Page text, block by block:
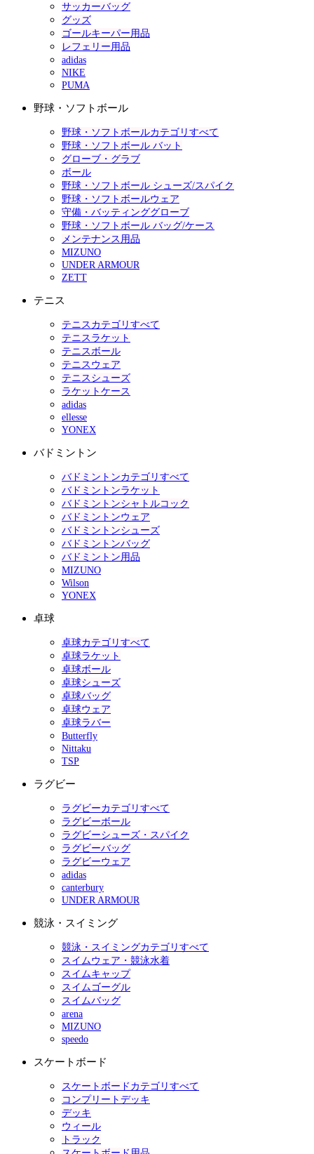
サッカーバッグ
グッズ
ゴールキーパー用品
レフェリー用品
adidas
NIKE
PUMA
野球・ソフトボール
野球・ソフトボールカテゴリすべて
野球・ソフトボール バット
グローブ・グラブ
ボール
野球・ソフトボール シューズ/スパイク
野球・ソフトボールウェア
守備・バッティンググローブ
野球・ソフトボール バッグ/ケース
メンテナンス用品
MIZUNO
UNDER ARMOUR
ZETT
テニス
テニスカテゴリすべて
テニスラケット
テニスボール
テニスウェア
テニスシューズ
ラケットケース
adidas
ellesse
YONEX
バドミントン
バドミントンカテゴリすべて
バドミントンラケット
バドミントンシャトルコック
バドミントンウェア
バドミントンシューズ
バドミントンバッグ
バドミントン用品
MIZUNO
Wilson
YONEX
卓球
卓球カテゴリすべて
卓球ラケット
卓球ボール
卓球シューズ
卓球バッグ
卓球ウェア
卓球ラバー
Butterfly
Nittaku
TSP
ラグビー
ラグビーカテゴリすべて
ラグビーボール
ラグビーシューズ・スパイク
ラグビーバッグ
ラグビーウェア
adidas
canterbury
UNDER ARMOUR
競泳・スイミング
競泳・スイミングカテゴリすべて
スイムウェア・競泳水着
スイムキャップ
スイムゴーグル
スイムバッグ
arena
MIZUNO
speedo
スケートボード
スケートボードカテゴリすべて
コンプリートデッキ
デッキ
ウィール
トラック